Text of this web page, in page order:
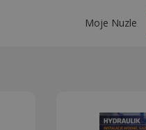
Moje Nuzle